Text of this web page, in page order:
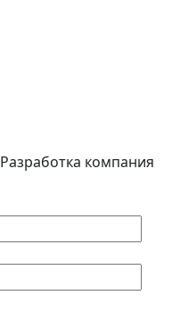
Разработка компания